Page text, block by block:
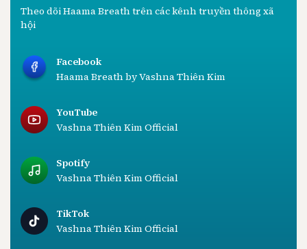
Theo dõi Haama Breath trên các kênh truyền thông xã
hội
Facebook
Haama Breath by Vashna Thiên Kim
YouTube
Vashna Thiên Kim Official
Spotify
Vashna Thiên Kim Official
TikTok
Vashna Thiên Kim Official